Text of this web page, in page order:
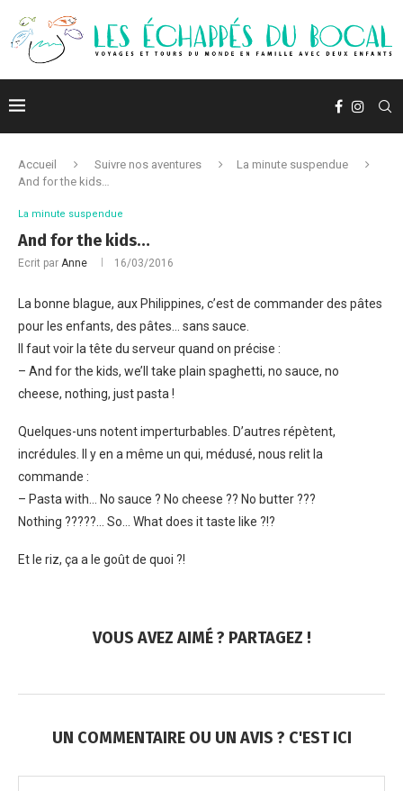
Accueil Suivre nos aventures
La minute suspendue
And for the kids…
La minute suspendue
And for the kids…
Ecrit par Anne 16/03/2016
La bonne blague, aux Philippines, c’est de commander des pâtes
pour les enfants, des pâtes… sans sauce.
Il faut voir la tête du serveur quand on précise :
– And for the kids, we’ll take plain spaghetti, no sauce, no
cheese, nothing, just pasta !
Quelques-uns notent imperturbables. D’autres répètent,
incrédules. Il y en a même un qui, médusé, nous relit la
commande :
– Pasta with… No sauce ? No cheese ?? No butter ???
Nothing ?????… So… What does it taste like ?!?
Et le riz, ça a le goût de quoi ?!
VOUS AVEZ AIMÉ ? PARTAGEZ !
UN COMMENTAIRE OU UN AVIS ? C'EST ICI